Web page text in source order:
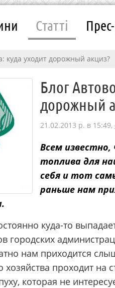
Статті
куда уходит дорожный акциз?
Блог
дорожный
21.02.2013 р. в 15:49,
Всем известно,
топлива для
себя и тот
раньше нам
куда-то
городских
нам приходится
проходит на
которая не